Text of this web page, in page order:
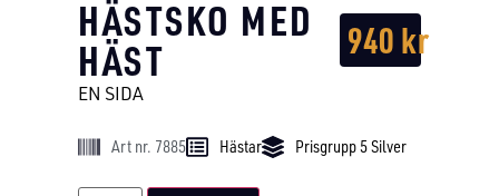
HÄSTSKO MED
HÄST 940kr
EN SIDA
Art nr. 7885 Hästar Prisgrupp 5 Silver